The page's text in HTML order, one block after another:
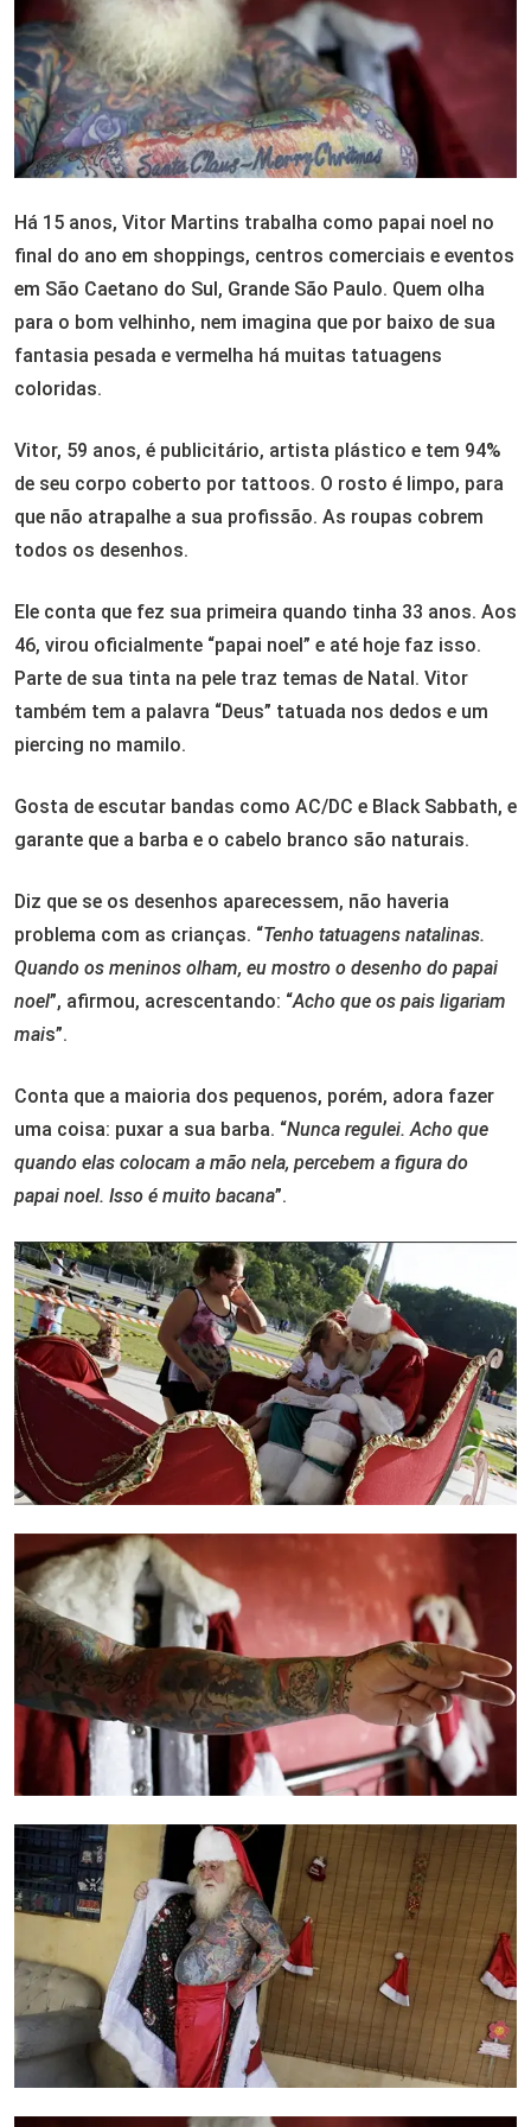
Há 15 anos, Vitor Martins trabalha como papai noel no
final do ano em shoppings, centros comerciais e eventos
em São Caetano do Sul, Grande São Paulo. Quem olha
para o bom velhinho, nem imagina que por baixo de sua
fantasia pesada e vermelha há muitas tatuagens
coloridas.
Vitor, 59 anos, é publicitário, artista plástico e tem 94%
de seu corpo coberto por tattoos. O rosto é limpo, para
que não atrapalhe a sua profissão. As roupas cobrem
todos os desenhos.
Ele conta que fez sua primeira quando tinha 33 anos. Aos
46, virou oficialmente “papai noel” e até hoje faz isso.
Parte de sua tinta na pele traz temas de Natal. Vitor
também tem a palavra “Deus” tatuada nos dedos e um
piercing no mamilo.
Gosta de escutar bandas como AC/DC e Black Sabbath, e
garante que a barba e o cabelo branco são naturais.
Diz que se os desenhos aparecessem, não haveria
problema com as crianças. “Tenho tatuagens natalinas.
Quando os meninos olham, eu mostro o desenho do papai
noel”, afirmou, acrescentando: “Acho que os pais ligariam
mais”.
Conta que a maioria dos pequenos, porém, adora fazer
uma coisa: puxar a sua barba. “Nunca regulei. Acho que
quando elas colocam a mão nela, percebem a figura do
papai noel. Isso é muito bacana”.